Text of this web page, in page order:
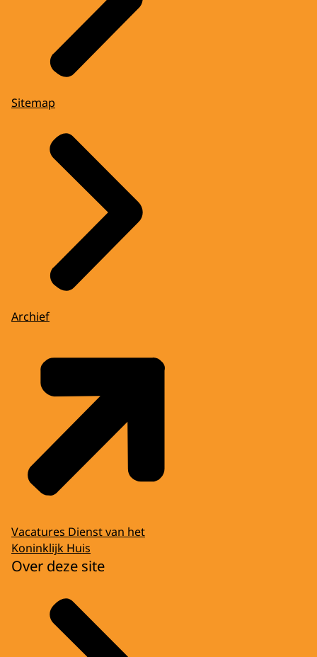
Sitemap
Archief
Vacatures Dienst van het
Koninklijk Huis
Over deze site